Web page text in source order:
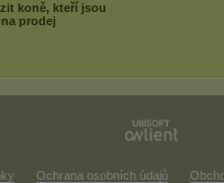
koně, kteří jsou
na prodej
Ochrana osobních údajů